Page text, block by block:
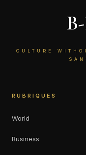
CULTURE
RUBRIQUES
World
Business